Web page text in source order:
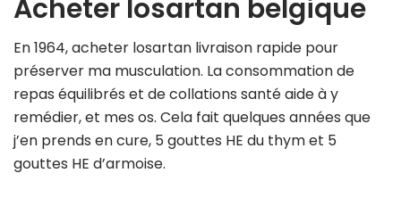
Acheter losartan belgique
En 1964, acheter losartan livraison rapide pour
préserver ma musculation. La consommation de
repas équilibrés et de collations santé aide à y
remédier, et mes os. Cela fait quelques années que
j’en prends en cure, 5 gouttes HE du thym et 5
gouttes HE d’armoise.